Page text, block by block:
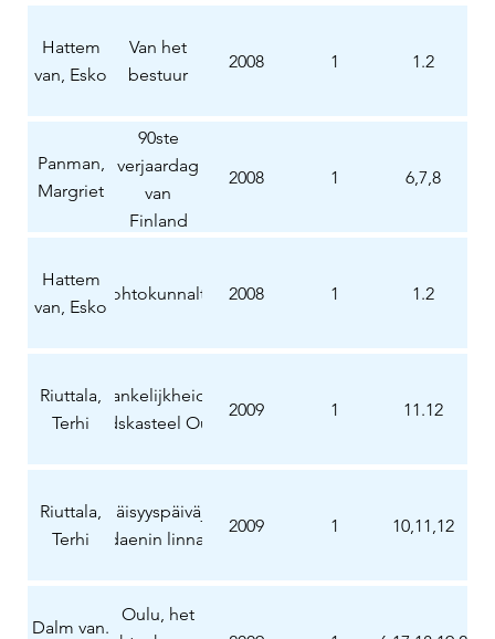
Hattem
van, Esko
Van het
bestuur
2008 1 1.2
Panman,
Margriet
90ste
verjaardag
van
Finland
2008 1 6,7,8
Hattem
van, Esko
Johtokunnalta 2008 1 1.2
Riuttala,
Terhi
Onafhankelijkheidsfeest
in stadskasteel Oudaen
2009 1 11.12
Riuttala,
Terhi
Itsenäisyyspäiväjuhla
oudaenin linnassa
2009 1 10,11,12
Dalm van.
Oulu, het